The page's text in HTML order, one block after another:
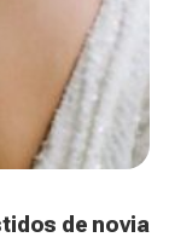
de novia